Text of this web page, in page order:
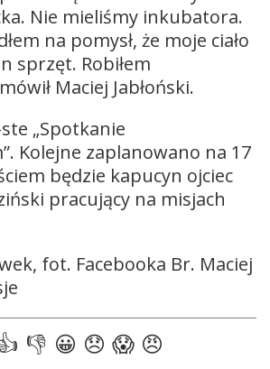
Nie mieliśmy inkubatora.
na pomysł, że moje ciało
sprzęt. Robiłem
Maciej Jabłoński.
„Spotkanie
Kolejne zaplanowano na 17
będzie kapucyn ojciec
pracujący na misjach
fot. Facebooka Br. Maciej